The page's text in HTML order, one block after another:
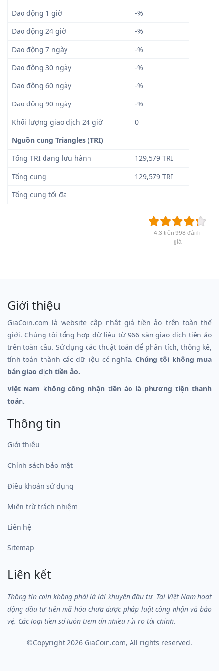
Dao động 1 giờ
-%
Dao động 24 giờ
-%
Dao động 7 ngày
-%
Dao động 30 ngày
-%
Dao động 60 ngày
-%
Dao động 90 ngày
-%
Khối lượng giao dịch 24 giờ
0
Nguồn cung Triangles (TRI)
Tổng TRI đang lưu hành
129,579 TRI
Tổng cung
129,579 TRI
Tổng cung tối đa
4.3 trên 998 đánh
giá
Giới thiệu
GiaCoin.com là website cập nhật giá tiền ảo trên toàn thế
giới. Chúng tôi tổng hợp dữ liệu từ 966 sàn giao dịch tiền ảo
trên toàn cầu. Sử dụng các thuật toán để phân tích, thống kê,
tính toán thành các dữ liệu có nghĩa.Chúng tôi không mua
bán giao dịch tiền ảo.
Việt Nam không công nhận tiền ảo là phương tiện thanh
toán.
Thông tin
Giới thiệu
Chính sách bảo mật
Điều khoản sử dụng
Miễn trừ trách nhiệm
Liên hệ
Sitemap
Liên kết
Thông tin coin không phải là lời khuyên đầu tư. Tại Việt Nam hoạt
động đầu tư tiền mã hóa chưa được pháp luật công nhận và bảo
vệ. Các loại tiền số luôn tiềm ẩn nhiều rủi ro tài chính.
©Copyright 2026 GiaCoin.com, All rights reserved.